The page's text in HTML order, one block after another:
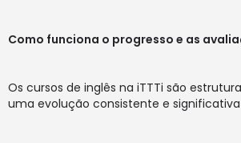
Como funciona o progresso e as
Os cursos de inglês na iTTTi são
uma evolução consistente e